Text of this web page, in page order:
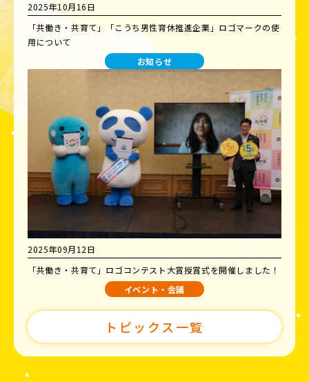
2025年10月16日
「共働き・共育て」「こうち男性育休推進企業」ロゴマークの使
用について
お知らせ
2025年09月12日
「共働き・共育て」ロゴコンテスト大賞授賞式を開催しました！
イベント・会議
トピックス一覧